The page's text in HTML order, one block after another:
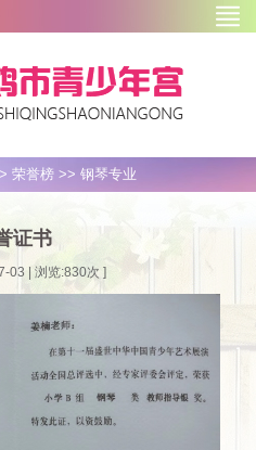
荣誉榜 >> 钢琴专业
证书
03 | 浏览:830次 ]